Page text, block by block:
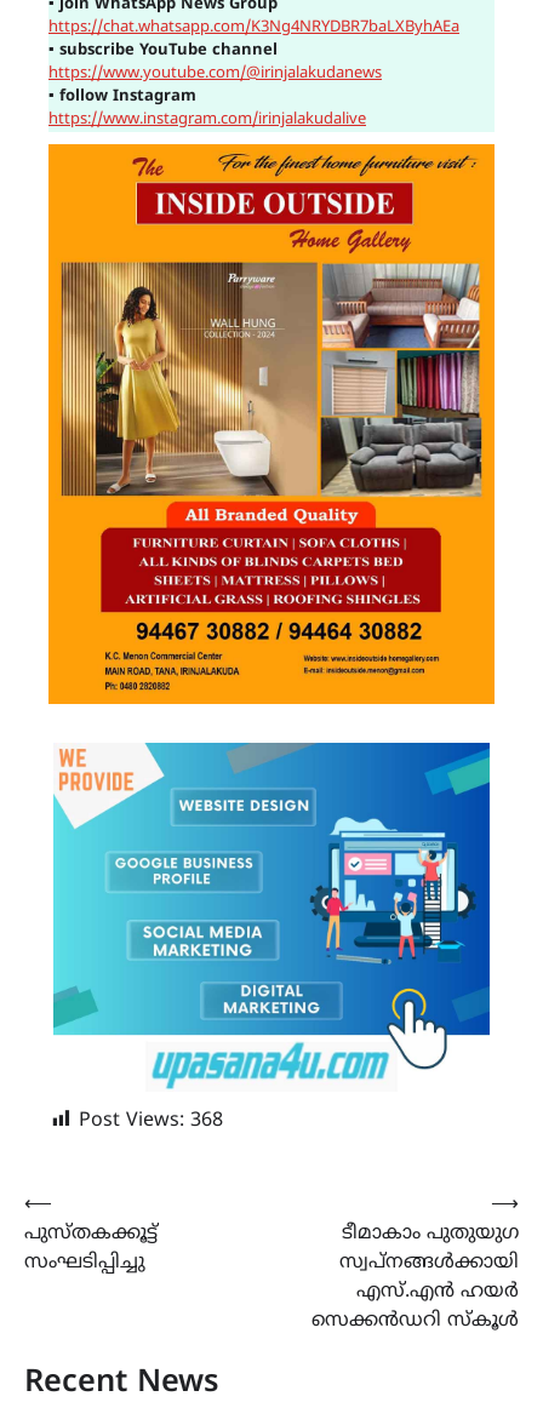
▪ join WhatsApp News Group
https://chat.whatsapp.com/K3Ng4NRYDBR7baLXByhAEa
▪ subscribe YouTube channel
https://www.youtube.com/@irinjalakudanews
▪ follow Instagram
https://www.instagram.com/irinjalakudalive
Post Views: 368
Post
navigation
⟵
പുസ്തകക്കൂട്ട്
സംഘടിപ്പിച്ചു
ടീമാകാം പുതുയുഗ
സ്വപ്നങ്ങൾക്കായി
എസ്.എൻ ഹയർ
സെക്കൻഡറി സ്കൂൾ
⟶
Recent News